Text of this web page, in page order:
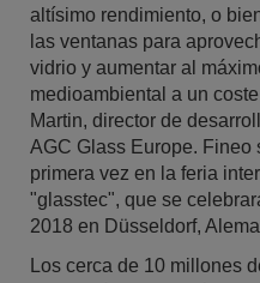
altísimo rendimiento, o
las ventanas para
vidrio y aumentar al
medioambiental a un
Martin, director de
AGC Glass Europe. Fineo
primera vez en la feria
"glasstec", que se
2018 en Düsseldorf,
Los cerca de 10 millones